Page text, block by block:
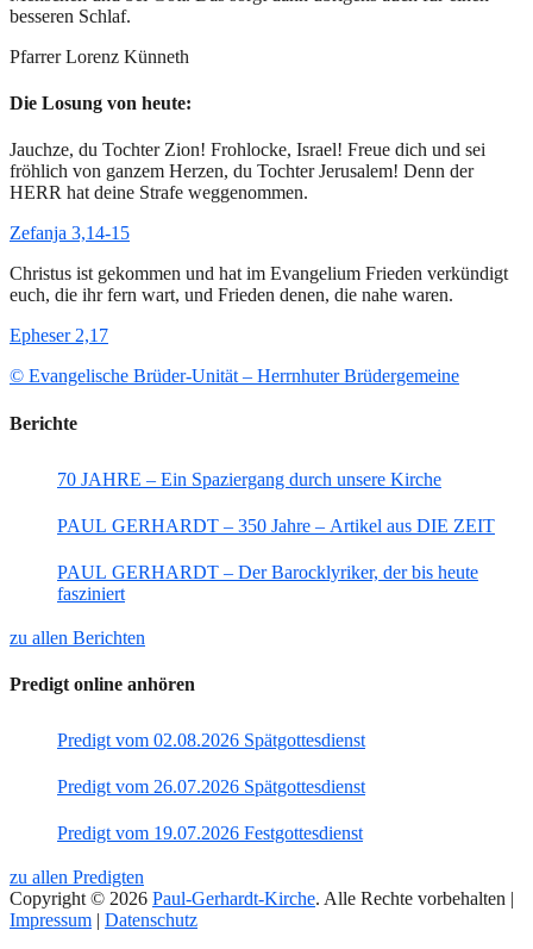
besseren Schlaf.
Pfarrer Lorenz Künneth
Die Losung von heute:
Jauchze, du Tochter Zion! Frohlocke, Israel! Freue dich und sei
fröhlich von ganzem Herzen, du Tochter Jerusalem! Denn der
HERR hat deine Strafe weggenommen.
Zefanja 3,14-15
Christus ist gekommen und hat im Evangelium Frieden verkündigt
euch, die ihr fern wart, und Frieden denen, die nahe waren.
Epheser 2,17
© Evangelische Brüder-Unität – Herrnhuter Brüdergemeine
Berichte
70 JAHRE – Ein Spaziergang durch unsere Kirche
PAUL GERHARDT – 350 Jahre – Artikel aus DIE ZEIT
PAUL GERHARDT – Der Barocklyriker, der bis heute
fasziniert
zu allen Berichten
Predigt online anhören
Predigt vom 02.08.2026 Spätgottesdienst
Predigt vom 26.07.2026 Spätgottesdienst
Predigt vom 19.07.2026 Festgottesdienst
zu allen Predigten
Copyright © 2026 Paul-Gerhardt-Kirche. Alle Rechte vorbehalten |
Impressum | Datenschutz